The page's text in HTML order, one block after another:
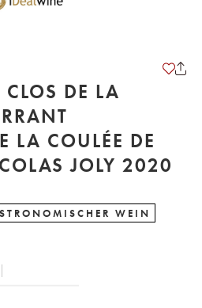
DE LA
LA COULÉE DE
JOLY 2020
WEIN